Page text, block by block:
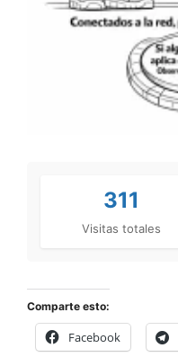
311
Visitas totales
Comparte esto:
Facebook